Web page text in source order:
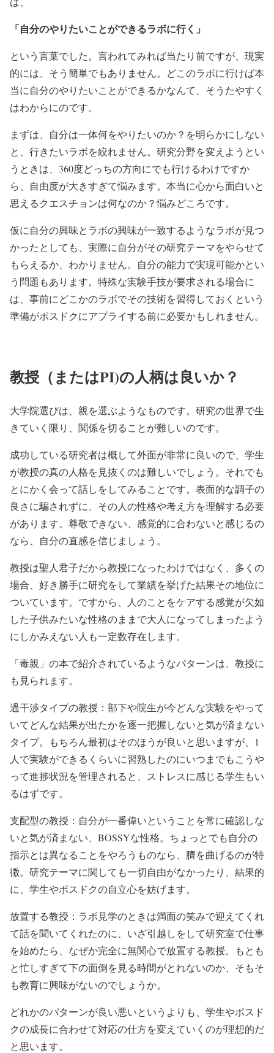
「自分のやりたいことができるラボに行く」
という言葉でした。言われてみれば当たり前ですが、現実
的には、そう簡単でもありません。どこのラボに行けば本
当に自分のやりたいことができるかなんて、そうたやすく
はわからにのです。
まずは、自分は一体何をやりたいのか？を明らかにしない
と、行きたいラボを絞れません。研究分野を変えようとい
うときは、360度どっちの方向にでも行けるわけですか
ら、自由度が大きすぎて悩みます。本当に心から面白いと
思えるクエスチョンは何なのか？悩みどころです。
仮に自分の興味とラボの興味が一致するようなラボが見つ
かったとしても、実際に自分がその研究テーマをやらせて
もらえるか、わかりません。自分の能力で実現可能かとい
う問題もあります。特殊な実験手技が要求される場合に
は、事前にどこかのラボでその技術を習得しておくという
準備がポスドクにアプライする前に必要かもしれません。
教授（またはPI)の人柄は良いか？
大学院選びは、親を選ぶようなものです。研究の世界で生
きていく限り、関係を切ることが難しいのです。
成功している研究者は概して外面が非常に良いので、学生
が教授の真の人格を見抜くのは難しいでしょう。それでも
とにかく会って話しをしてみることです。表面的な調子の
良さに騙されずに、その人の性格や考え方を理解する必要
があります。尊敬できない、感覚的に合わないと感じるの
なら、自分の直感を信じましょう。
教授は聖人君子だから教授になったわけではなく、多くの
場合、好き勝手に研究をして業績を挙げた結果その地位に
ついています。ですから、人のことをケアする感覚が欠如
した子供みたいな性格のままで大人になってしまったよう
にしかみえない人も一定数存在します。
「毒親」の本で紹介されているようなパターンは、教授に
も見られます。
過干渉タイプの教授 ：部下や院生が今どんな実験をやって
いてどんな結果が出たかを逐一把握しないと気が済まない
タイプ。もちろん最初はそのほうが良いと思いますが、1
人で実験ができるくらいに習熟したのにいつまでもこうや
って進捗状況を管理されると、ストレスに感じる学生もい
るはずです。
支配型の教授 ：自分が一番偉いということを常に確認しな
いと気が済まない、BOSSYな性格。ちょっとでも自分の
指示とは異なることをやろうものなら、臍を曲げるのが特
徴。研究テーマに関しても一切自由がなかったり、結果的
に、学生やポスドクの自立心を妨げます。
放置する教授 ：ラボ見学のときは満面の笑みで迎えてくれ
て話を聞いてくれたのに、いざ引越しをして研究室で仕事
を始めたら、なぜか完全に無関心で放置する教授。もとも
と忙しすぎて下の面倒を見る時間がとれないのか、そもそ
も教育に興味がないのでしょうか。
どれかのパターンが良い悪いというよりも、学生やポスド
クの成長に合わせて対応の仕方を変えていくのが理想的だ
と思います。